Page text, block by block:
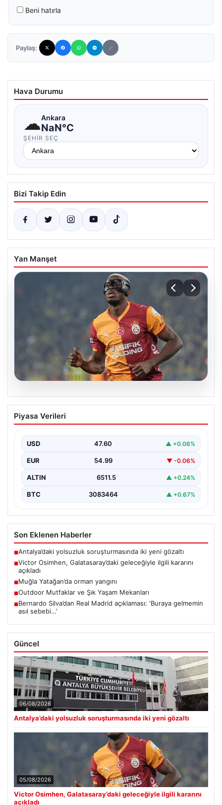
Beni hatırla
Paylaş:
Hava Durumu
☁Ankara
NaN°C
ŞEHIR SEÇ
Bizi Takip Edin
Yan Manşet
05.08.2026
Victor Osimhen, Galatasaray’daki
geleceğiyle ilgili kararını açıkladı
dönemde gösterdiği etkileyici performansla Avrupa'nın
önde gelen kulüplerinin…
Piyasa Verileri
USD 47.60 ▲ +0.06%
EUR 54.99 ▼ -0.06%
ALTIN 6511.5 ▲ +0.24%
BTC 3083464 ▲ +0.67%
Son Eklenen Haberler
■Antalya’daki yolsuzluk soruşturmasında iki yeni gözaltı
■Victor Osimhen, Galatasaray’daki geleceğiyle ilgili kararını
açıkladı
■Muğla Yatağan’da orman yangını
■Outdoor Mutfaklar ve Şık Yaşam Mekanları
■Bernardo Silva’dan Real Madrid açıklaması: ‘Buraya gelmemin
asıl sebebi…’
Güncel
06/08/2026
Antalya’daki yolsuzluk soruşturmasında iki yeni gözaltı
05/08/2026
Victor Osimhen, Galatasaray’daki geleceğiyle ilgili kararını
açıkladı